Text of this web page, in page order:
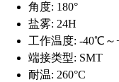
角度: 180°
盐雾: 24H
工作温度: -40℃～
端接类型: SMT
耐温: 260°C